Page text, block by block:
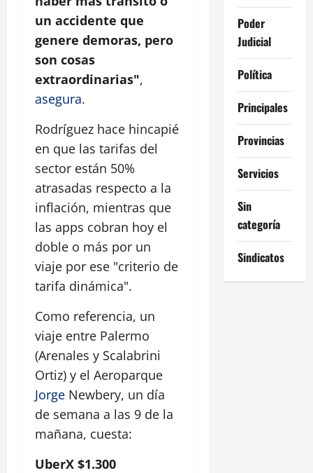
un accidente que
genere demoras, pero
son cosas
extraordinarias",
asegura.
Rodríguez hace hincapié
en que las tarifas del
sector están 50%
atrasadas respecto a la
inflación, mientras que
las apps cobran hoy el
doble o más por un
viaje por ese "criterio de
tarifa dinámica".
Como referencia, un
viaje entre Palermo
(Arenales y Scalabrini
Ortiz) y el Aeroparque
Jorge Newbery, un día
de semana a las 9 de la
mañana, cuesta:
UberX $1.300
Poder
Judicial
Política
Principales
Provincias
Servicios
Sin
categoría
Sindicatos